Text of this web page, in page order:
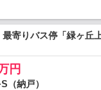
最寄りバス停「緑ヶ丘
円
（納戸）